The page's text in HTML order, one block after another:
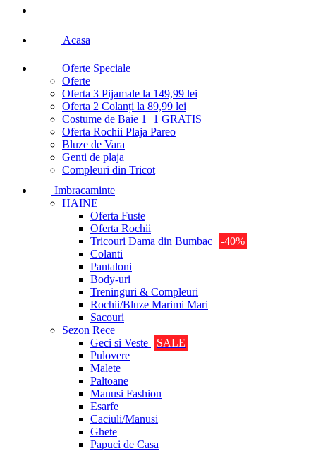
Acasa
Oferte Speciale
Oferte
Oferta 3 Pijamale la 149,99 lei
Oferta 2 Colanți la 89,99 lei
Costume de Baie 1+1 GRATIS
Oferta Rochii Plaja Pareo
Bluze de Vara
Genti de plaja
Compleuri din Tricot
Imbracaminte
HAINE
Oferta Fuste
Oferta Rochii
Tricouri Dama din Bumbac
-40%
Colanti
Pantaloni
Body-uri
Treninguri & Compleuri
Rochii/Bluze Marimi Mari
Sacouri
Sezon Rece
Geci si Veste
SALE
Pulovere
Malete
Paltoane
Manusi Fashion
Esarfe
Caciuli/Manusi
Ghete
Papuci de Casa